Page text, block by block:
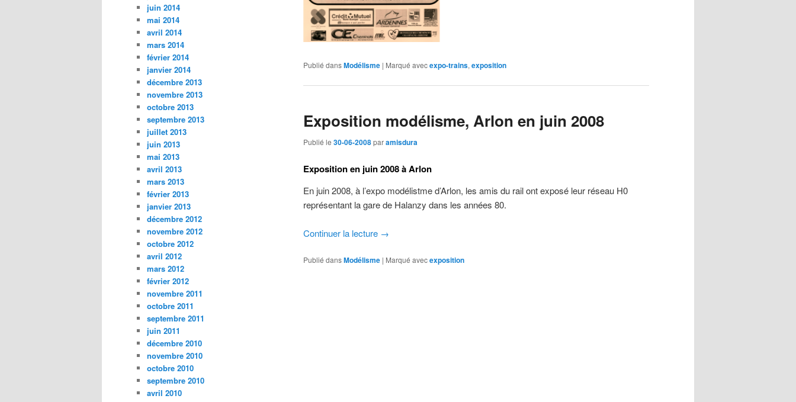
Publié dansModélisme | Marqué avecexpo-trains,exposition
Exposition modélisme, Arlon en juin 2008
Publié le 30-06-2008paramisdura
Exposition en juin 2008 à Arlon
En juin 2008, à l’expo modélistme d’Arlon, les amis du rail ont exposé leur réseau H0
représentant la gare de Halanzy dans les années 80.
Continuer la lecture →
Publié dansModélisme | Marqué avecexposition
juin 2014
mai 2014
avril 2014
mars 2014
février 2014
janvier 2014
décembre 2013
novembre 2013
octobre 2013
septembre 2013
juillet 2013
juin 2013
mai 2013
avril 2013
mars 2013
février 2013
janvier 2013
décembre 2012
novembre 2012
octobre 2012
avril 2012
mars 2012
février 2012
novembre 2011
octobre 2011
septembre 2011
juin 2011
décembre 2010
novembre 2010
octobre 2010
septembre 2010
avril 2010